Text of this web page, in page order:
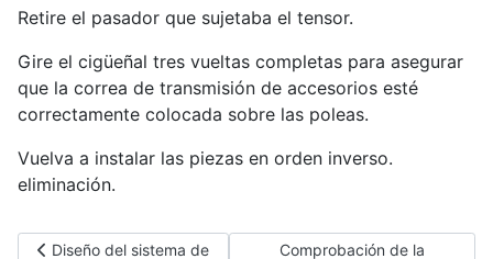
Retire el pasador que sujetaba el tensor.
Gire el cigüeñal tres vueltas completas para asegurar
que la correa de transmisión de accesorios esté
correctamente colocada sobre las poleas.
Vuelva a instalar las piezas en orden inverso.
eliminación.
Artículo anterior: Diseño del sistema de aceite del motor
Diseño del sistema de
Artículo siguiente:
Comprobación de la